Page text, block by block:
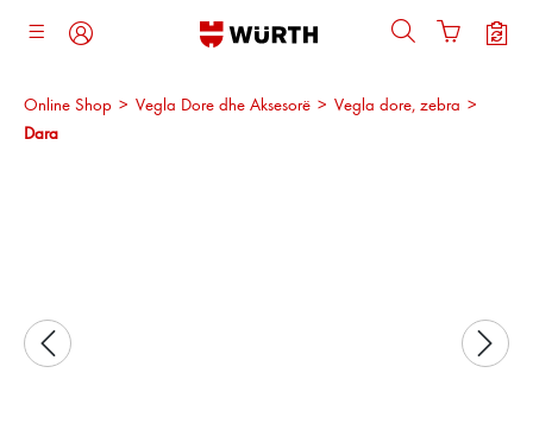
kryesore
Online Shop > Vegla Dore dhe Aksesorë > Vegla dore, zebra >
Dara